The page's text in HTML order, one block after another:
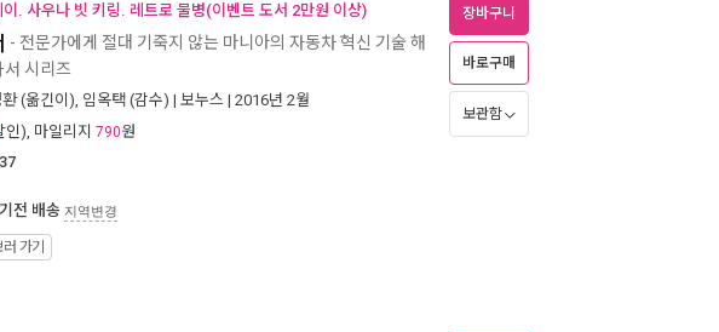
. 사우나 빗 키링. 레트로 물병(이벤트 도서 2만원 이상)
- 전문가에게 절대 기죽지 않는 마니아의 자동차 혁신 기술 해
서 시리즈
환(옮긴이), 임옥택 (감수) | 보누스 | 2016년 2월
인), 마일리지 790원
전 배송 지역변경
가기
장바구니
바로구매
보관함